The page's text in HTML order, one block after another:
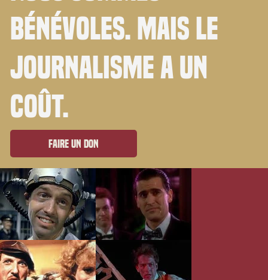
bénévoles. Mais le
journalisme a un
coût.
Faire un don